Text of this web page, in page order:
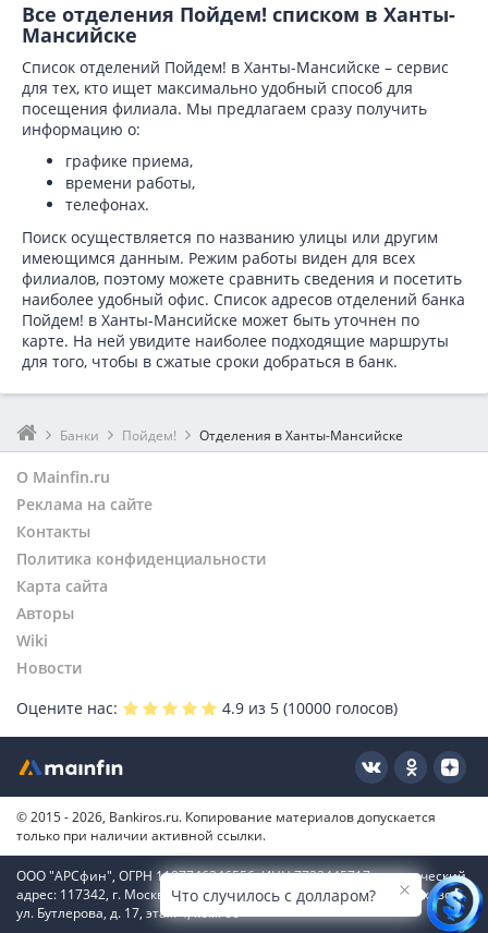
Все отделения Пойдем! списком в Ханты-
Мансийске
Список отделений Пойдем! в Ханты-Мансийске – сервис
для тех, кто ищет максимально удобный способ для
посещения филиала. Мы предлагаем сразу получить
информацию о:
графике приема,
времени работы,
телефонах.
Поиск осуществляется по названию улицы или другим
имеющимся данным. Режим работы виден для всех
филиалов, поэтому можете сравнить сведения и посетить
наиболее удобный офис. Список адресов отделений банка
Пойдем! в Ханты-Мансийске может быть уточнен по
карте. На ней увидите наиболее подходящие маршруты
для того, чтобы в сжатые сроки добраться в банк.
Банки Пойдем! Отделения в Ханты-Мансийске
О Mainfin.ru
Реклама на сайте
Контакты
Политика конфиденциальности
Карта сайта
Авторы
Wiki
Новости
Оцените нас:
4.9 из 5 (10000 голосов)
© 2015 - 2026, Bankiros.ru. Копирование материалов допускается
только при наличии активной ссылки.
ООО "АРСфин", ОГРН 1187746346556, ИНН 7722445717, юридический
адрес: 117342, г. Москва, вн. тер. г. муниципальный округ Коньково,
ул. Бутлерова, д. 17, этаж 4, ком. 66
Что случилось с долларом?